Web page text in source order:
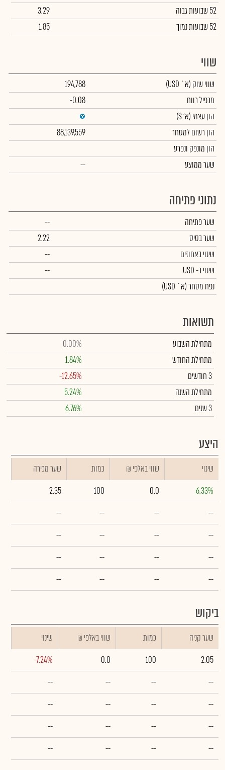
52 שבועות גבוה
3.29
52 שבועות נמוך
1.85
שווי
שווי שוק (א` USD)
194,788
מכפיל רווח
-0.08
הון עצמי (א' $)
הון רשום למסחר
88,139,559
הון מונפק ונפרע
שער ממוצע
--
נתוני פתיחה
שער פתיחה
--
שער בסיס
2.22
שינוי באחוזים
--
שינויב- USD
--
נפח מסחר(א` USD)
תשואות
מתחילת השבוע
0.00%
מתחילת החודש
1.84%
3 חודשים
-12.65%
מתחילת השנה
5.24%
3 שנים
6.76%
היצע
שינוי ₪ שווי באלפי כמות
שער מכירה
6.33%
0.0
100
2.35
--
--
--
--
--
--
--
--
--
--
--
--
--
--
--
--
ביקוש
שער קניה כמות ₪ שווי באלפי
שינוי
2.05
100
0.0
-7.24%
--
--
--
--
--
--
--
--
--
--
--
--
--
--
--
--